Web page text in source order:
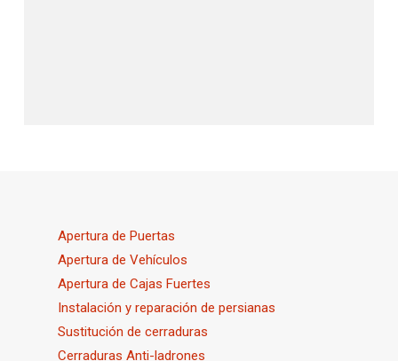
Apertura de Puertas
Apertura de Vehículos
Apertura de Cajas Fuertes
Instalación y reparación de persianas
Sustitución de cerraduras
Cerraduras Anti-ladrones